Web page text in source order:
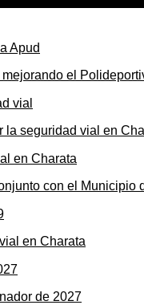
el
la seguridad vial en
con el Municipio
en Charata
de 2027